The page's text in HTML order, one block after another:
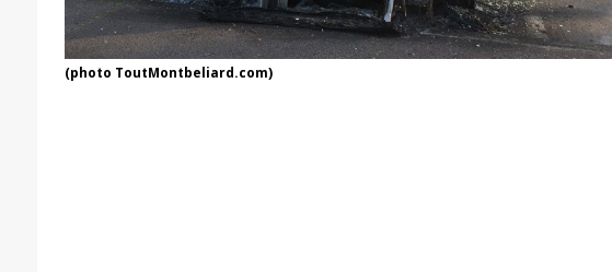
(photo ToutMontbeliard.com)